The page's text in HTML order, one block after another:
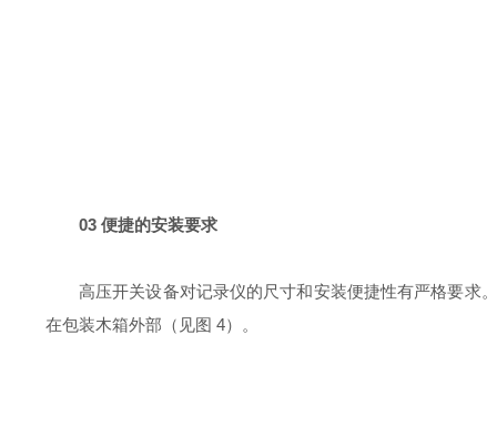
03 便捷的安装要求
高压开关设备对记录仪的尺寸和安装便捷性有严格要求
在包装木箱外部（见图 4）。